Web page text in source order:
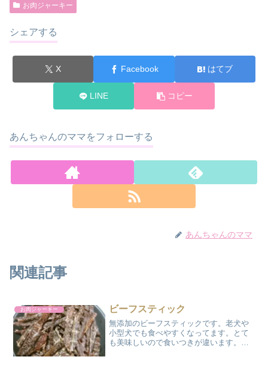
お肉ジャーキー
シェアする
X Facebook はてブ
LINE コピー
あんちゃんのママをフォローする
あんちゃんのママ
関連記事
お肉ジャーキー ビーフスティック
無添加のビーフスティックです。老犬や
小型犬でも食べやすくなってます。とて
も美味しいので食いつきが違います。材